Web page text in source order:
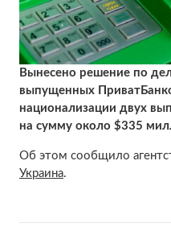
Вынесено решение по
выпущенных
национализации двух
на сумму около $335
Об этом сообщило
Украина.